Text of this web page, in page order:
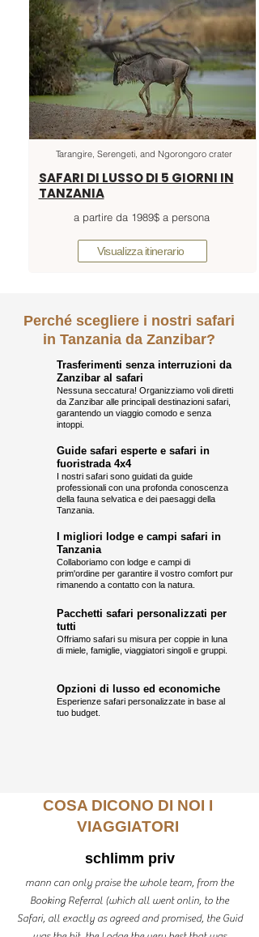
Tarangire, Serengeti, and Ngorongoro crater
SAFARI DI LUSSO DI 5 GIORNI IN
TANZANIA
a partire da 1989$ a persona
Visualizza itinerario
Perché scegliere i nostri safari
in Tanzania da Zanzibar?
Trasferimenti senza interruzioni da
Zanzibar al safari
Nessuna seccatura! Organizziamo voli diretti
da Zanzibar alle principali destinazioni safari,
garantendo un viaggio comodo e senza
intoppi.
Guide safari esperte e safari in
fuoristrada 4x4
I nostri safari sono guidati da guide
professionali con una profonda conoscenza
della fauna selvatica e dei paesaggi della
Tanzania.
I migliori lodge e campi safari in
Tanzania
Collaboriamo con lodge e campi di
prim'ordine per garantire il vostro comfort pur
rimanendo a contatto con la natura.
Pacchetti safari personalizzati per
tutti
Offriamo safari su misura per coppie in luna
di miele, famiglie, viaggiatori singoli e gruppi.
Opzioni di lusso ed economiche
Esperienze safari personalizzate in base al
tuo budget.
COSA DICONO DI NOI I
VIAGGIATORI
schlimm priv
mann can only praise the whole team, from the
Booking Referral (which all went onlin, to the
Safari, all exactly as agreed and promised, the Guid